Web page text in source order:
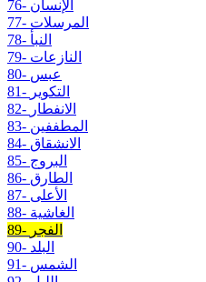
76- الإنسان
77- المرسلات
78- النبأ
79- النازعات
80- عبس
81- التكوير
82- الانفطار
83- المطففين
84- الانشقاق
85- البروج
86- الطارق
87- الأعلى
88- الغاشية
89- الفجر
90- البلد
91- الشمس